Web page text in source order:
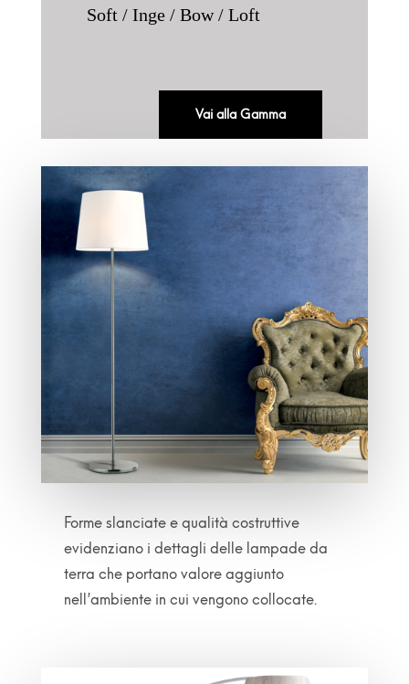
Soft / Inge / Bow / Loft
Vai alla Gamma
Forme slanciate e qualità costruttive
evidenziano i dettagli delle lampade da
terra che portano valore aggiunto
nell’ambiente in cui vengono collocate.